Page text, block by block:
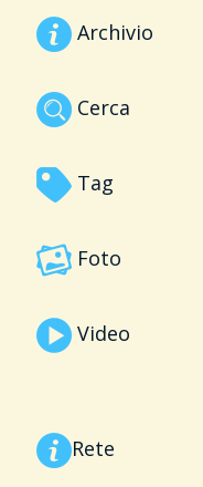
Archivio
Cerca
Tag
Foto
Video
Rete